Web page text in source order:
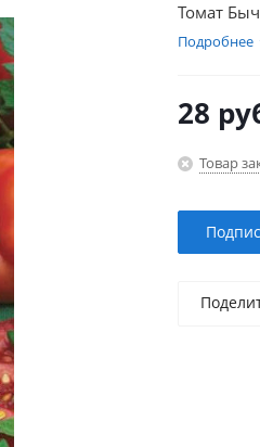
Томат
Подробнее
28
Товар